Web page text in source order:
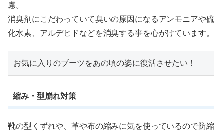
慮。
消臭剤にこだわっていて臭いの原因になるアンモニアや硫
化水素、アルデヒドなどを消臭する事を心がけています。
お気に入りのブーツをあの頃の姿に復活させたい！
縮み・型崩れ対策
靴の型くずれや、革や布の縮みに気を使っているので防縮